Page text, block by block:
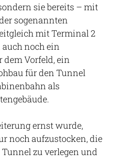
sie bereits – mit
sogenannten
mit Terminal 2
noch ein
Vorfeld, ein
für den Tunnel
als
ernst wurde,
noch aufzustocken, die
zu verlegen und